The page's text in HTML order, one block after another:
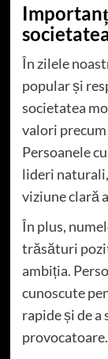
În zilele
popular și
societatea
valori precum
Persoanele
lideri
viziune clară
În plus,
trăsături
ambiția.
cunoscute
rapide și de a
provocatoare.